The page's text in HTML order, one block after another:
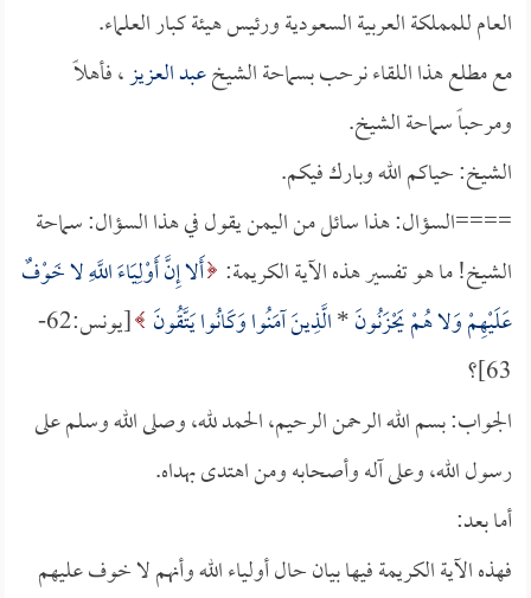
العام للمملكة العربية السعودية ورئيس هيئة كبار العلماء.
مع مطلع هذا اللقاء نرحب بسماحة الشيخعبد العزيز، فأهلاً
ومرحباً سماحة الشيخ.
الشيخ: حياكم الله وبارك فيكم.
====السؤال: هذا سائل من اليمن يقول في هذا السؤال: سماحة
الشيخ! ما هو تفسير هذه الآية الكريمة: أَلا إِنَّ أَوْلِيَاءَ اللَّهِ لا خَوْفٌ
عَلَيْهِمْ وَلا هُمْ يَحْزَنُونَ*الَّذِينَ آمَنُوا وَكَانُوا يَتَّقُونَ
[يونس:62-
63]؟
الجواب: بسم الله الرحمن الرحيم، الحمد لله، وصلى الله وسلم على
رسول الله، وعلى آله وأصحابه ومن اهتدى بهداه.
أما بعد:
فهذه الآية الكريمة فيها بيان حال أولياء الله وأنهم لا خوف عليهم